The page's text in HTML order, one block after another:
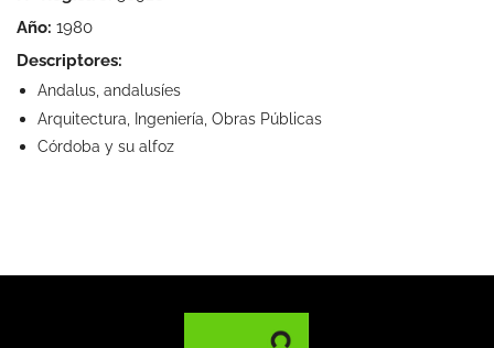
Año: 1980
Descriptores:
Andalus, andalusíes
Arquitectura, Ingeniería, Obras Públicas
Córdoba y su alfoz